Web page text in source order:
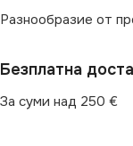
Разнообразие от
Безплатна
За суми над 250 €